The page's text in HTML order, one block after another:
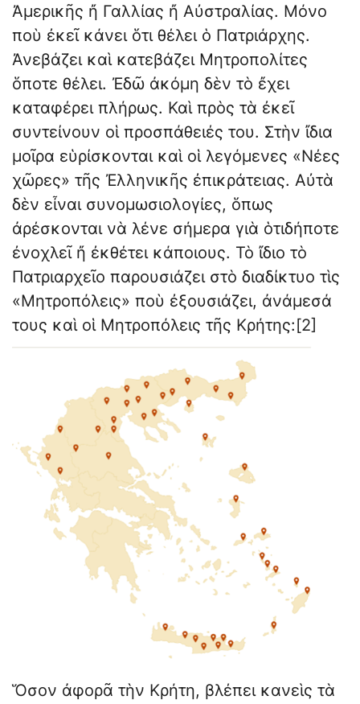
Ἀμερικῆς ἤ Γαλλίας ἤ Αὐστραλίας. Μόνο
ποὺ ἐκεῖ κάνει ὅτι θέλει ὁ Πατριάρχης.
Ἀνεβάζει καὶ κατεβάζει Μητροπολίτες
ὅποτε θέλει. Ἐδῶ ἀκόμη δὲν τὸ ἔχει
καταφέρει πλήρως. Καὶ πρὸς τὰ ἐκεῖ
συντείνουν οἱ προσπάθειές του. Στὴν ἴδια
μοῖρα εὑρίσκονται καὶ οἱ λεγόμενες «Νέες
χῶρες» τῆς Ἐλληνικῆς ἐπικράτειας. Αὐτὰ
δὲν εἶναι συνομωσιολογίες, ὅπως
ἀρέσκονται νὰ λένε σήμερα γιὰ ὁτιδήποτε
ἐνοχλεῖ ἤ ἐκθέτει κάποιους. Τὸ ἴδιο τὸ
Πατριαρχεῖο παρουσιάζει στὸ διαδίκτυο τὶς
«Μητροπόλεις» ποὺ ἐξουσιάζει, ἀνάμεσά
τους καὶ οἱ Μητροπόλεις τῆς Κρήτης:[2]
Ὅσον ἀφορᾶ τὴν Κρήτη, βλέπει κανεὶς τὰ